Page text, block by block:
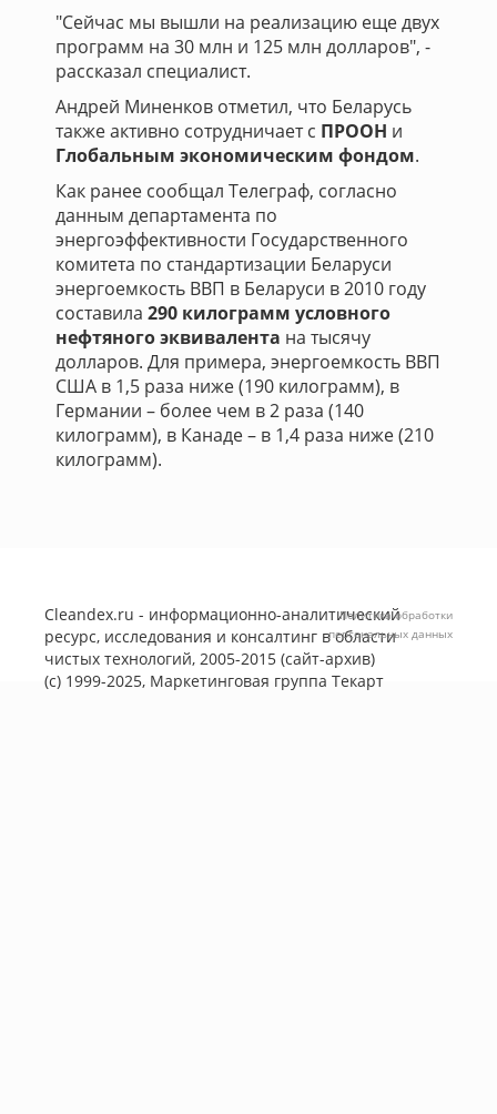
"Сейчас мы вышли на реализацию еще двух
программ на 30 млн и 125 млн долларов", -
рассказал специалист.
Андрей Миненков отметил, что Беларусь
также активно сотрудничает с ПРООН и
Глобальным экономическим фондом.
Как ранее сообщал Телеграф, согласно
данным департамента по
энергоэффективности Государственного
комитета по стандартизации Беларуси
энергоемкость ВВП в Беларуси в 2010 году
составила 290 килограмм условного
нефтяного эквивалента на тысячу
долларов. Для примера, энергоемкость ВВП
США в 1,5 раза ниже (190 килограмм), в
Германии – более чем в 2 раза (140
килограмм), в Канаде – в 1,4 раза ниже (210
килограмм).
Cleandex.ru - информационно-аналитический
ресурс, исследования и консалтинг в области
чистых технологий, 2005-2015 (сайт-архив)
(с) 1999-2025, Маркетинговая группа Текарт
Политика обработки
персональных данных